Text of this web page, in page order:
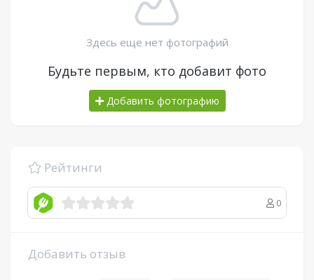
Здесь еще нет фотографий
Будьте первым, кто добавит фото
Добавить фотографию
Рейтинги
0
Добавить отзыв